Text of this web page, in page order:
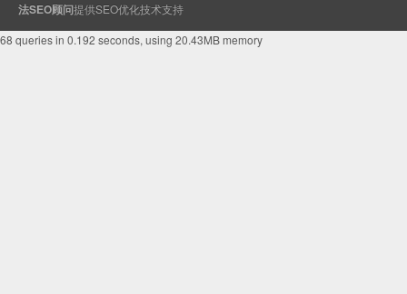
法SEO顾问提供SEO优化技术支持
68 queries in 0.192 seconds, using 20.43MB memory